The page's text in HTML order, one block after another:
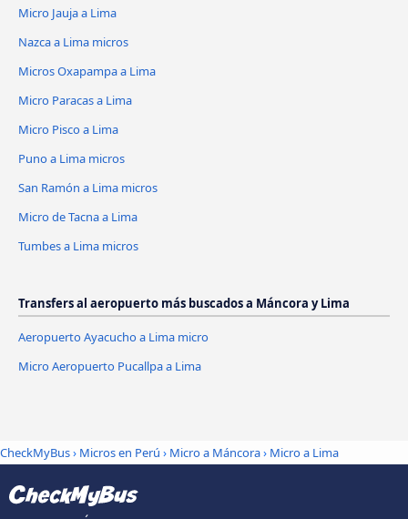
Micro Jauja a Lima
Nazca a Lima micros
Micros Oxapampa a Lima
Micro Paracas a Lima
Micro Pisco a Lima
Puno a Lima micros
San Ramón a Lima micros
Micro de Tacna a Lima
Tumbes a Lima micros
Transfers al aeropuerto más buscados a Máncora y Lima
Aeropuerto Ayacucho a Lima micro
Micro Aeropuerto Pucallpa a Lima
CheckMyBus› Micros en Perú › Micro a Máncora› Micro a Lima